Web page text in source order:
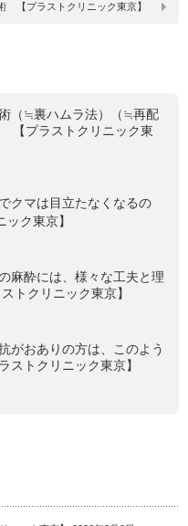
【プラストクリニック東京】
（≒裏ハムラ法）（≒再配
プラストクリニック東
クマは目立たなくなるの
ク東京】
麻酔には、様々な工夫と理
トクリニック東京】
がおありの方は、このよう
トクリニック東京】